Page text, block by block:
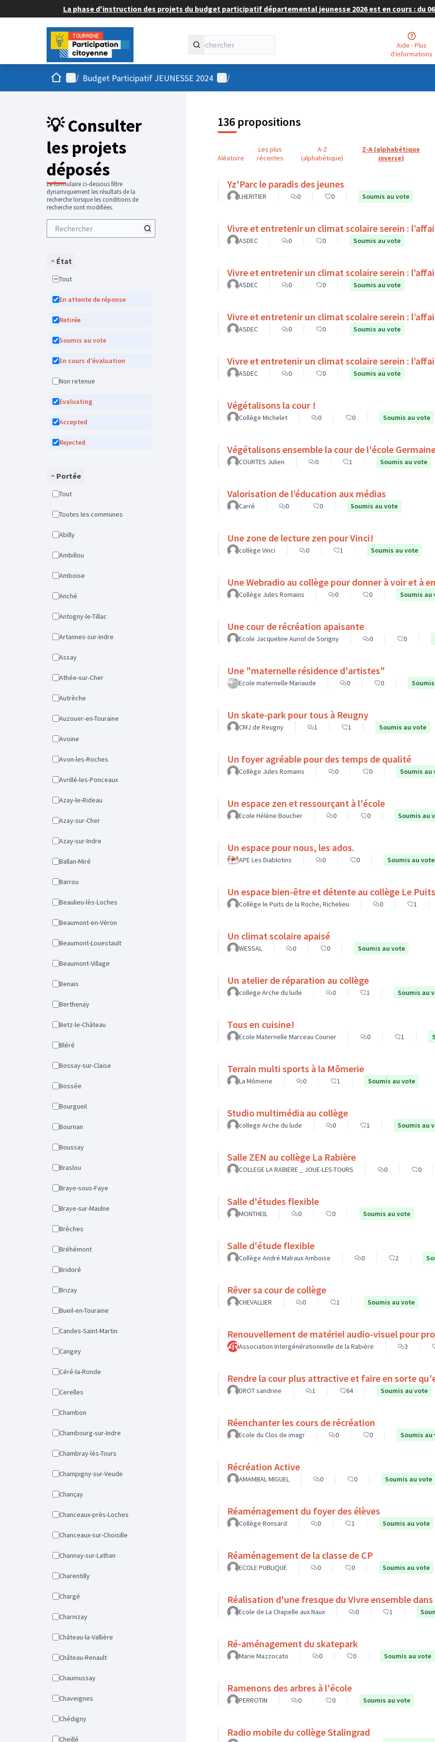
La phase d'instruction des projets du budget participatif départemental jeunesse 2026 est en cours : du
Aide - Plus
d'informations
AccueilMenu principal
/ Budget Participatif JEUNESSE 2024 Menu utilisateur
/
💡 Consulter
les projets
déposés
Le formulaire ci-dessous filtre
dynamiquement les résultats de la
recherche lorsque les conditions de
recherche sont modifiées.
État
Tout
En attente de réponse
Retirée
Soumis au vote
En cours d'évaluation
Non retenue
Evaluating
Accepted
Rejected
Portée
Tout
Toutes les communes
Abilly
Ambillou
Amboise
Anché
Antogny-le-Tillac
Artannes-sur-Indre
Assay
Athée-sur-Cher
Autrèche
Auzouer-en-Touraine
Avoine
Avon-les-Roches
Avrillé-les-Ponceaux
Azay-le-Rideau
Azay-sur-Cher
Azay-sur-Indre
Ballan-Miré
Barrou
Beaulieu-lès-Loches
Beaumont-en-Véron
Beaumont-Louestault
Beaumont-Village
Benais
Berthenay
Betz-le-Château
Bléré
Bossay-sur-Claise
Bossée
Bourgueil
Bournan
Boussay
Braslou
Braye-sous-Faye
Braye-sur-Maulne
Brèches
Bréhémont
Bridoré
Brizay
Bueil-en-Touraine
Candes-Saint-Martin
Cangey
Céré-la-Ronde
Cerelles
Chambon
Chambourg-sur-Indre
Chambray-lès-Tours
Champigny-sur-Veude
Chançay
Chanceaux-près-Loches
Chanceaux-sur-Choisille
Channay-sur-Lathan
Charentilly
Chargé
Charnizay
Château-la-Vallière
Château-Renault
Chaumussay
Chaveignes
Chédigny
Cheillé
136 propositions
Aléatoire
Les plus
récentes
A-Z
(alphabétique)
Z-A (alphabétique
inverse)
Yz'Parc le paradis des jeunes
LHERITIER 0 0 Soumis au vote
Vivre et entretenir un climat scolaire serein :
ASDEC 0 0 Soumis au vote
Vivre et entretenir un climat scolaire serein :
ASDEC 0 0 Soumis au vote
Vivre et entretenir un climat scolaire serein :
ASDEC 0 0 Soumis au vote
Vivre et entretenir un climat scolaire serein :
ASDEC 0 0 Soumis au vote
Végétalisons la cour !
Collège Michelet 0 0 Soumis au vote
Végétalisons ensemble la cour de l'école
COURTES Julien 0 1 Soumis au vote
Valorisation de l’éducation aux médias
Carré 0 0 Soumis au vote
Une zone de lecture zen pour Vinci!
collège Vinci 0 1 Soumis au vote
Une Webradio au collège pour donner à voir et à
Collège Jules Romains 0 0 Soumis au
Une cour de récréation apaisante
Ecole Jacqueline Auriol de Sorigny 0 0
Une "maternelle résidence d'artistes"
Ecole maternelle Mariaude 0 0
Un skate-park pour tous à Reugny
CMJ de Reugny 1 1 Soumis au vote
Un foyer agréable pour des temps de qualité
Collège Jules Romains 0 0 Soumis au
Un espace zen et ressourçant à l'école
Ecole Hélène Boucher 0 0 Soumis au
Un espace pour nous, les ados.
APE Les Diablotins 0 0 Soumis au vote
Un espace bien-être
Collège le Puits de la Roche, Richelieu 0 1
Un climat scolaire apaisé
WESSAL 0 0 Soumis au vote
Un atelier de réparation au collège
college Arche du lude 0 1 Soumis au
Tous en cuisine!
Ecole Maternelle Marceau Courier 0 1
Terrain multi sports à la Mômerie
La Mômerie 0 1 Soumis au vote
Studio multimédia au collège
college Arche du lude 0 1 Soumis au
Salle ZEN au collège La Rabière
COLLEGE LA RABIERE _ JOUE-LES-TOURS 0 0
Salle d'études flexible
MONTHEIL 0 0 Soumis au vote
Salle d'étude flexible
Collège André Malraux Amboise 0 2
Rêver sa cour de collège
CHEVALLIER 0 1 Soumis au vote
Renouvellement de matériel audio-visuel pour
Association Intergénérationnelle de la Rabière 3
Rendre la cour plus attractive et faire en sorte
DROT sandrine 1 64 Soumis au vote
Réenchanter les cours de récréation
Ecole du Clos de imagr 0 0 Soumis au
Récréation Active
AMAMBAL MIGUEL 0 0 Soumis au vote
Réaménagement du foyer des élèves
Collège Ronsard 0 1 Soumis au vote
Réaménagement de la classe de CP
ECOLE PUBLIQUE 0 0 Soumis au vote
Réalisation d'une fresque du Vivre ensemble
Ecole de La Chapelle aux Naux 0 1
Ré-aménagement du skatepark
Marie Mazzocato 0 0 Soumis au vote
Ramenons des arbres à l'école
PERROTIN 0 0 Soumis au vote
Radio mobile du collège Stalingrad